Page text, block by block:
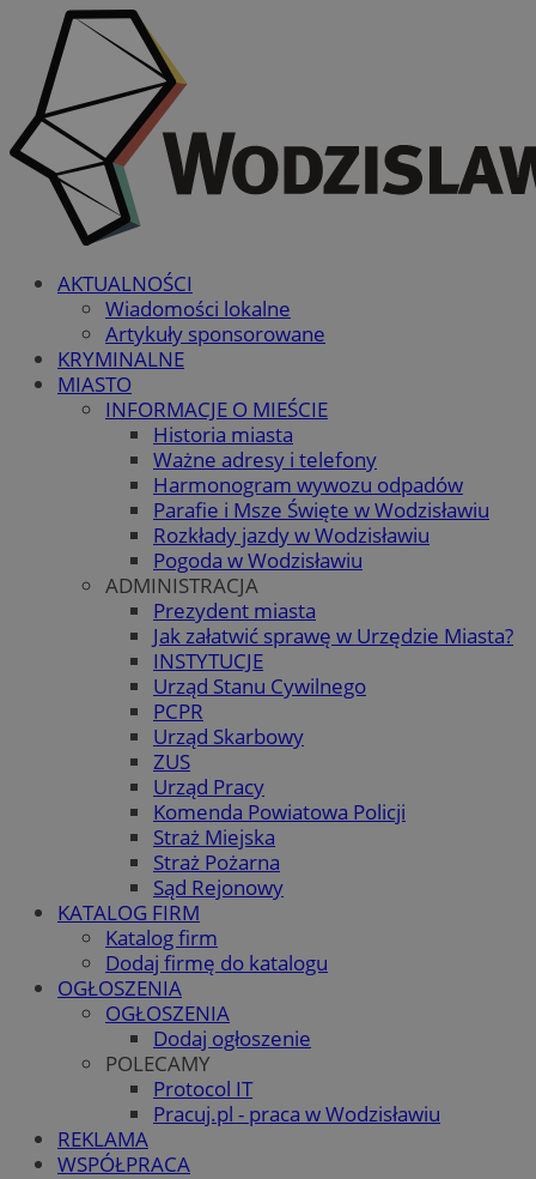
AKTUALNOŚCI
Wiadomości lokalne
Artykuły sponsorowane
KRYMINALNE
MIASTO
INFORMACJE O MIEŚCIE
Historia miasta
Ważne adresy i telefony
Harmonogram wywozu odpadów
Parafie i Msze Święte w Wodzisławiu
Rozkłady jazdy w Wodzisławiu
Pogoda w Wodzisławiu
ADMINISTRACJA
Prezydent miasta
Jak załatwić sprawę w Urzędzie Miasta?
INSTYTUCJE
Urząd Stanu Cywilnego
PCPR
Urząd Skarbowy
ZUS
Urząd Pracy
Komenda Powiatowa Policji
Straż Miejska
Straż Pożarna
Sąd Rejonowy
KATALOG FIRM
Katalog firm
Dodaj firmę do katalogu
OGŁOSZENIA
OGŁOSZENIA
Dodaj ogłoszenie
POLECAMY
Protocol IT
Pracuj.pl - praca w Wodzisławiu
REKLAMA
WSPÓŁPRACA